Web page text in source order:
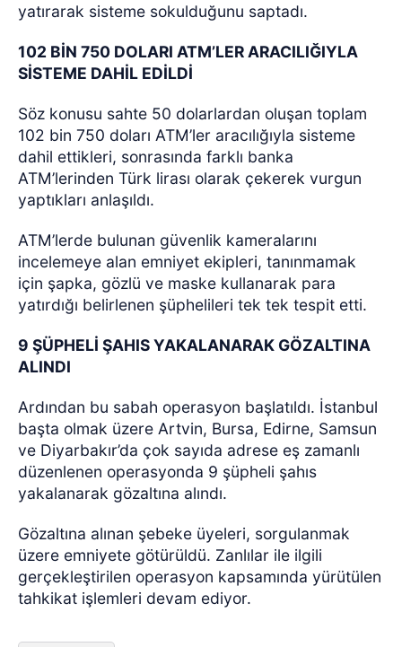
yatırarak sisteme sokulduğunu saptadı.
102 BİN 750 DOLARI ATM’LER ARACILIĞIYLA
SİSTEME DAHİL EDİLDİ
Söz konusu sahte 50 dolarlardan oluşan toplam
102 bin 750 doları ATM’ler aracılığıyla sisteme
dahil ettikleri, sonrasında farklı banka
ATM’lerinden Türk lirası olarak çekerek vurgun
yaptıkları anlaşıldı.
ATM’lerde bulunan güvenlik kameralarını
incelemeye alan emniyet ekipleri, tanınmamak
için şapka, gözlü ve maske kullanarak para
yatırdığı belirlenen şüphelileri tek tek tespit etti.
9 ŞÜPHELİ ŞAHIS YAKALANARAK GÖZALTINA
ALINDI
Ardından bu sabah operasyon başlatıldı. İstanbul
başta olmak üzere Artvin, Bursa, Edirne, Samsun
ve Diyarbakır’da çok sayıda adrese eş zamanlı
düzenlenen operasyonda 9 şüpheli şahıs
yakalanarak gözaltına alındı.
Gözaltına alınan şebeke üyeleri, sorgulanmak
üzere emniyete götürüldü. Zanlılar ile ilgili
gerçekleştirilen operasyon kapsamında yürütülen
tahkikat işlemleri devam ediyor.